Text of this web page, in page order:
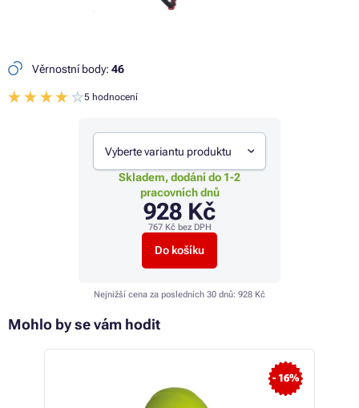
Věrnostní body: 46
5 hodnocení
Vyberte variantu produktu
Skladem, dodání do 1-2
pracovních dnů
928 Kč
767 Kčbez DPH
Do košíku
Nejnižší cena za posledních 30 dnů: 928 Kč
Mohlo by se vám hodit
- 16%